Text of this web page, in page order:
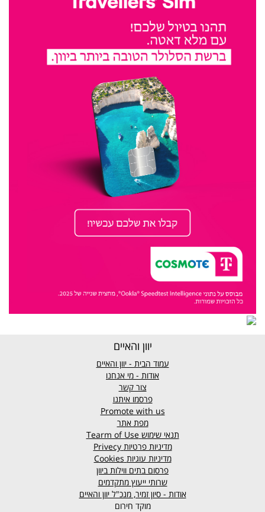
יוון והאיים
עמוד הבית - יוון והאיים
אודות - מי אנחנו
צור קשר
פרסמו איתנו
Promote with us
מפת אתר
תנאי שימוש
מדיניות פרטיות Privecy
מדיניות עוגיות Cookies
פרסום בתים ווילות ביוון
שרותי ייעוץ מתקדמים
אודות - סיון זמיר, מנכ"ל יוון והאיים
מוקד חירום